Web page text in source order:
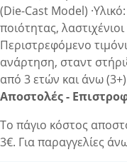
(Die-Cast Model)
ποιότητας,
Περιστρεφόμενο
ανάρτηση, σταντ
από 3 ετών και άνω
Αποστολές -
Το πάγιο κόστος
3€. Για παραγγελίες